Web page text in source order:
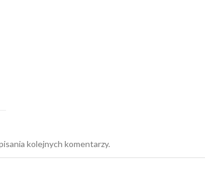
kolejnych komentarzy.